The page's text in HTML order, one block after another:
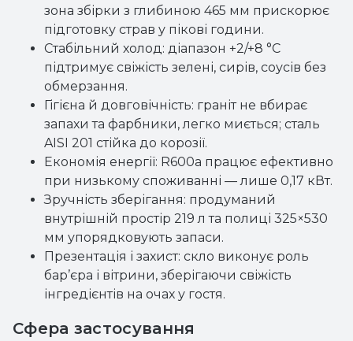
зона збірки з глибиною 465 мм прискорює
підготовку страв у пікові години.
Стабільний холод: діапазон +2/+8 °C
підтримує свіжість зелені, сирів, соусів без
обмерзання.
Гігієна й довговічність: граніт не вбирає
запахи та фарбники, легко миється; сталь
AISI 201 стійка до корозії.
Економія енергії: R600a працює ефективно
при низькому споживанні — лише 0,17 кВт.
Зручність зберігання: продуманий
внутрішній простір 219 л та полиці 325×530
мм упорядковують запаси.
Презентація і захист: скло виконує роль
бар’єра і вітрини, зберігаючи свіжість
інгредієнтів на очах у гостя.
Сфера застосування